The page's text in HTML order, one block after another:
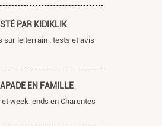
PAR KIDIKLIK
sur le terrain : tests et avis
EN FAMILLE
et week-ends en Charentes